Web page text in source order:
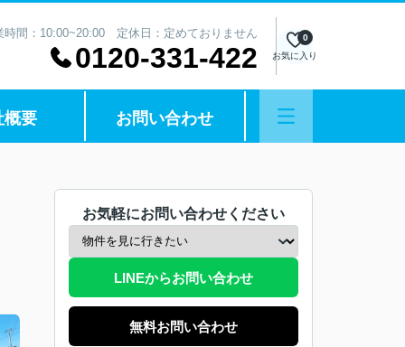
時間：10:00~20:00 定休日：定めておりません
0120-331-422 お気に入り
0
概要 お問い合わせ
お気軽にお問い合わせください
LINEからお問い合わせ
無料お問い合わせ